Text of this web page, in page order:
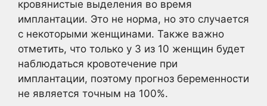
кровянистые выделения во время
имплантации. Это не норма, но это случается
с некоторыми женщинами. Также важно
отметить, что только у 3 из 10 женщин будет
наблюдаться кровотечение при
имплантации, поэтому прогноз беременности
не является точным на 100%.